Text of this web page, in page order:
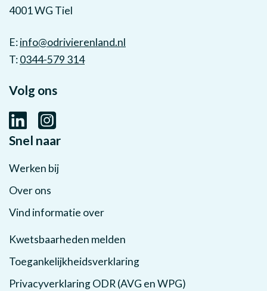
4001 WG Tiel
E:info@odrivierenland.nl
T:0344-579 314
Volg ons
Snel naar
Werken bij
Over ons
Vind informatie over
Kwetsbaarheden melden
Toegankelijkheidsverklaring
Privacyverklaring ODR (AVG en WPG)